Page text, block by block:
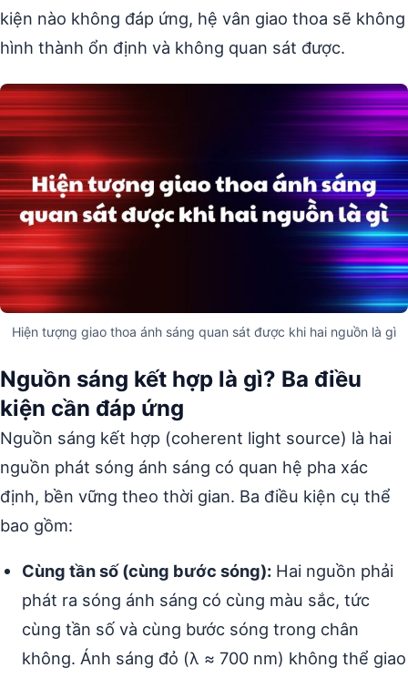
kiện nào không đáp ứng, hệ vân giao thoa sẽ không
hình thành ổn định và không quan sát được.
Hiện tượng giao thoa ánh sáng quan sát được khi hai nguồn là gì
Nguồn sáng kết hợp là gì? Ba điều
kiện cần đáp ứng
Nguồn sáng kết hợp (coherent light source) là hai
nguồn phát sóng ánh sáng có quan hệ pha xác
định, bền vững theo thời gian. Ba điều kiện cụ thể
bao gồm:
Cùng tần số (cùng bước sóng): Hai nguồn phải
phát ra sóng ánh sáng có cùng màu sắc, tức
cùng tần số và cùng bước sóng trong chân
không. Ánh sáng đỏ (λ ≈ 700 nm) không thể giao